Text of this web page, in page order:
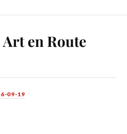
en Route
09-19